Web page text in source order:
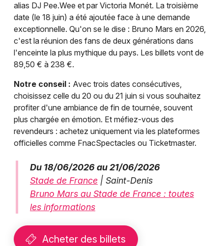
alias DJ Pee.Wee et par Victoria Monét. La troisième
date (le 18 juin) a été ajoutée face à une demande
exceptionnelle. Qu'on se le dise : Bruno Mars en 2026,
c'est la réunion des fans de deux générations dans
l'enceinte la plus mythique du pays. Les billets vont de
89,50 € à 238 €.
Notre conseil : Avec trois dates consécutives,
choisissez celle du 20 ou du 21 juin si vous souhaitez
profiter d'une ambiance de fin de tournée, souvent
plus chargée en émotion. Et méfiez-vous des
revendeurs : achetez uniquement via les plateformes
officielles comme FnacSpectacles ou Ticketmaster.
Du 18/06/2026 au 21/06/2026
Stade de France | Saint-Denis
Bruno Mars au Stade de France : toutes
les informations
Acheter des billets